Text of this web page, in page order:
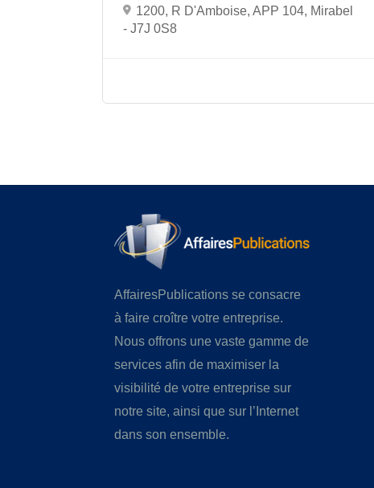
1200, R D'Amboise, APP 104, Mirabel
- J7J 0S8
AffairesPublications se consacre
à faire croître votre entreprise.
Nous offrons une vaste gamme de
services afin de maximiser la
visibilité de votre entreprise sur
notre site, ainsi que sur l’Internet
dans son ensemble.